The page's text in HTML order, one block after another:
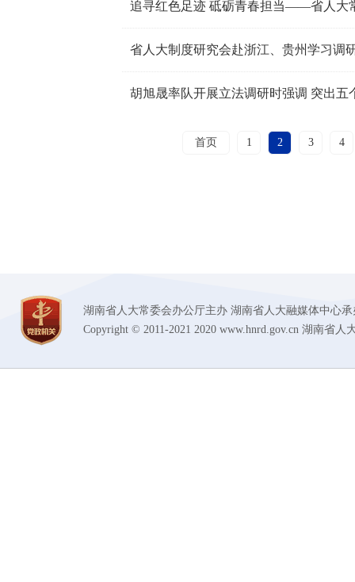
首页 1 2 3 4
湖南省人大常委会办公厅主办 湖南省人大融媒体中心
Copyright © 2011-2021 2020 www.hnrd.gov.cn 湖南省